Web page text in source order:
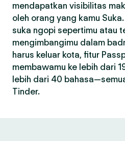
mendapatkan visibilitas
oleh orang yang kamu
suka ngopi sepertimu atau
mengimbangimu dalam
harus keluar kota, fitur
membawamu ke lebih dari
lebih dari 40
Tinder.